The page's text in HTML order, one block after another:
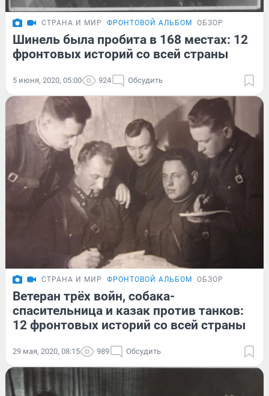
СТРАНА И МИР ФРОНТОВОЙ АЛЬБОМ ОБЗОР
Шинель была пробита в 168 местах: 12
фронтовых историй со всей страны
5 июня, 2020, 05:00 924 Обсудить
СТРАНА И МИР ФРОНТОВОЙ АЛЬБОМ ОБЗОР
Ветеран трёх войн, собака-
спасительница и казак против танков:
12 фронтовых историй со всей страны
29 мая, 2020, 08:15 989 Обсудить